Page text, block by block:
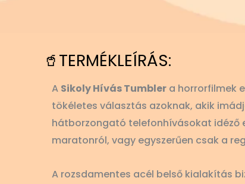
🥤TERMÉKLEÍRÁS:
A Sikoly Hívás Tumbler a horrorfilmek
tökéletes választás azoknak, akik
hátborzongató telefonhívásokat idéző
maratonról, vagy egyszerűen csak a
A rozsdamentes acél belső kialakítás